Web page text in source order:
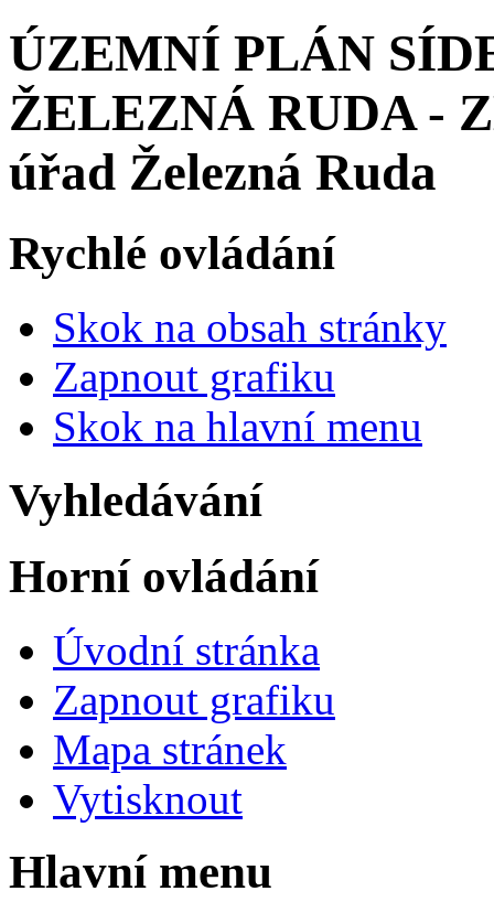
ÚZEMNÍ PLÁN
ŽELEZNÁ RUDA -
úřad Železná Ruda
Rychlé ovládání
Skok na obsah stránky
Zapnout grafiku
Skok na hlavní menu
Vyhledávání
Horní ovládání
Úvodní stránka
Zapnout grafiku
Mapa stránek
Vytisknout
Hlavní menu